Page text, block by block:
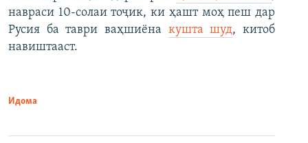
навраси 10-солаи тоҷик, ки ҳашт моҳ пеш дар
Русия ба таври ваҳшиёна кушта шуд, китоб
навиштааст.
Идома